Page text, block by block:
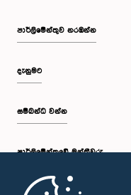
පාර්ලි‌මේන්තුව නරඹන්න
දැනුමට
සම්බන්ධ වන්න
පාර්ලි‌මේන්තුවේ මන්ත්‍රීවරු
මුල් පිටුව